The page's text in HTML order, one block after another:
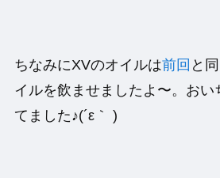
ちなみにXVのオイルは前回 と
イルを飲ませましたよ〜。おい
てました♪(´ε｀ )